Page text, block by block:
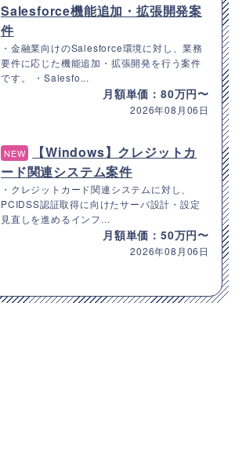
Salesforce機能追加・拡張開発案
件
・金融業向けのSalesforce環境に対し、業務
要件に応じた機能追加・拡張開発を行う案件
です。 ・Salesfo...
月額単価：80万円〜
2026年08月06日
NEW
【Windows】クレジットカ
ード関連システム案件
・クレジットカード関連システムに対し、
PCIDSS認証取得に向けたサーバ設計・設定
見直しを進めるインフ...
月額単価：50万円〜
2026年08月06日